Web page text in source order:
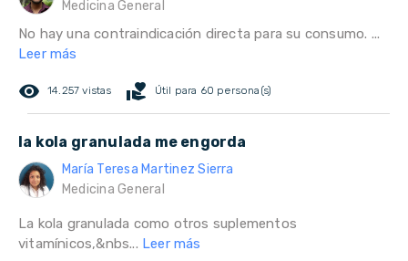
Medicina General
No hay una contraindicación directa para su consumo. ...
Leer más
remove_red_eye 14.257 vistas volunteer_activism Útil para 60 persona(s)
la kola granulada me engorda
María Teresa Martinez Sierra
Medicina General
La kola granulada como otros suplementos
vitamínicos,&nbs... Leer más